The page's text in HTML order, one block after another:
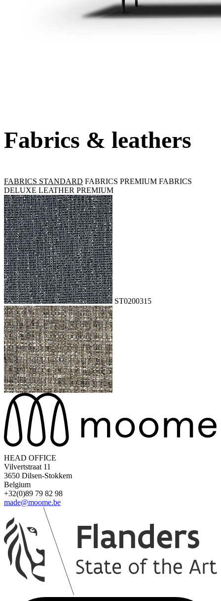
Fabrics & leathers
FABRICS STANDARD FABRICS PREMIUM FABRICS
DELUXE LEATHER PREMIUM
ST0200315
ST0200319
HEAD OFFICE
Vilvertstraat 11
3650 Dilsen-Stokkem
Belgium
+32(0)89 79 82 98
made@moome.be